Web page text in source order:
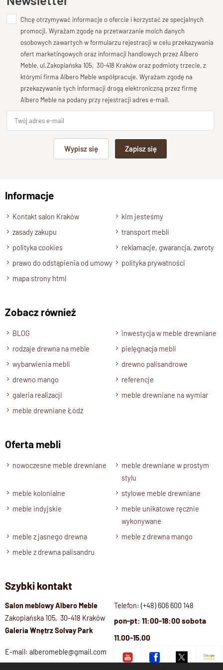
Mebel charakteryzuje się klasycznym zwieńczeniem,
wykonanym w tradycyjnej technologi stolarskiej.
Regał jest
płytki—ma zaledwie 35 cm głębokości, co pozwala na
oszczędność miejsca, jednocześnie oferując dużo przestrzeni
do przechowywania różnego rodzaju przedmiotów.
Dostępny w szerokości 120 cm– mebel ten jest idealny do
różnych przestrzeni, zarówno do mniejszych, jak i większych
dostosowania wysokości półek do Twoich indywidualnych
preferencji, dzięki czemu zyskujesz mebel w pełni
dopasowany do Twoich potrzeb i wymagań.
jakość litego drewna i unikatowy,
który posłuży Ci przez wiele lat.
Materiał
Model wykonany w 100% z
Produkt został wykończony ekologicznym lakierem
Styl
Regał z przeznaczeniem do wnętrza w stylu klasycznym i
tradycyjnym.
Szerokość
120 cm.
Wysokość
35 cm.
Zmiana Wymiarów
Oferujemy możliwość dostosowania wysokości półek do
Twoich indywidualnych potrzeb.
Półki
Wnętrze mebla jest wyposażone w półki ( 4 cm ).
Kolor drewna
Drewno Palisander: brąz miodowy, ciemny brąz, naturalny.
Dodaj opinię o produkcie
Twoja ocena
Bardzo dobry
Twoja opinia o produkcie
Podpis
Wyślij opinię
Chcę otrzymywać informacje o ofercie i korzystać ze specjalnych
promocji. Wyrażam zgodę na przetwarzanie moich danych
osobowych zawartych w formularzu rejestracji w celu przekazywania
ofert marketingowych oraz informacji handlowych przez Albero
Meble, ul.Zakopiańska 105, 30-418 Kraków oraz podmioty trzecie, z
którymi firma Albero Meble współpracuje. Wyrażam zgodę na
przekazywanie tych informacji drogą elektroniczną przez firmę
Albero Meble na podany przy rejestracji adres e-mail.
Wypisz się Zapisz się
Informacje
Kontakt salon Kraków
kim jesteśmy
zasady zakupu
transport mebli
polityka cookies
reklamacje, gwarancja, zwroty
prawo do odstąpienia od umowy
polityka prywatności
mapa strony html
Zobacz również
BLOG
inwestycja w meble drewniane
rodzaje drewna na meble
pielęgnacja mebli
wybarwienia mebli
drewno palisandrowe
drewno mango
referencje
galeria realizacji
meble drewniane na wymiar
meble drewniane Łódź
Oferta mebli
nowoczesne meble drewniane
meble drewniane w prostym
stylu
meble kolonialne
stylowe meble drewniane
meble indyjskie
meble unikatowe ręcznie
wykonywane
meble z jasnego drewna
meble z drewna mango
meble z drewna palisandru
Szybki kontakt
Salon meblowy Albero Meble
Zakopiańska 105, 30-418 Kraków
Galeria Wnętrz Solvay Park
Telefon: (+48) 606 600 148
pon-pt: 11:00-18:00 sobota
11.00-15.00
E-mail: alberomeble@gmail.com